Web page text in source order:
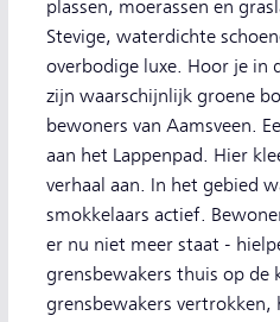
plassen, moerassen en
Stevige, waterdichte
overbodige luxe. Hoor je in
zijn waarschijnlijk groene
bewoners van Aamsveen.
aan het Lappenpad. Hier
verhaal aan. In het gebied
smokkelaars actief.
er nu niet meer staat -
grensbewakers thuis op de
grensbewakers vertrokken,